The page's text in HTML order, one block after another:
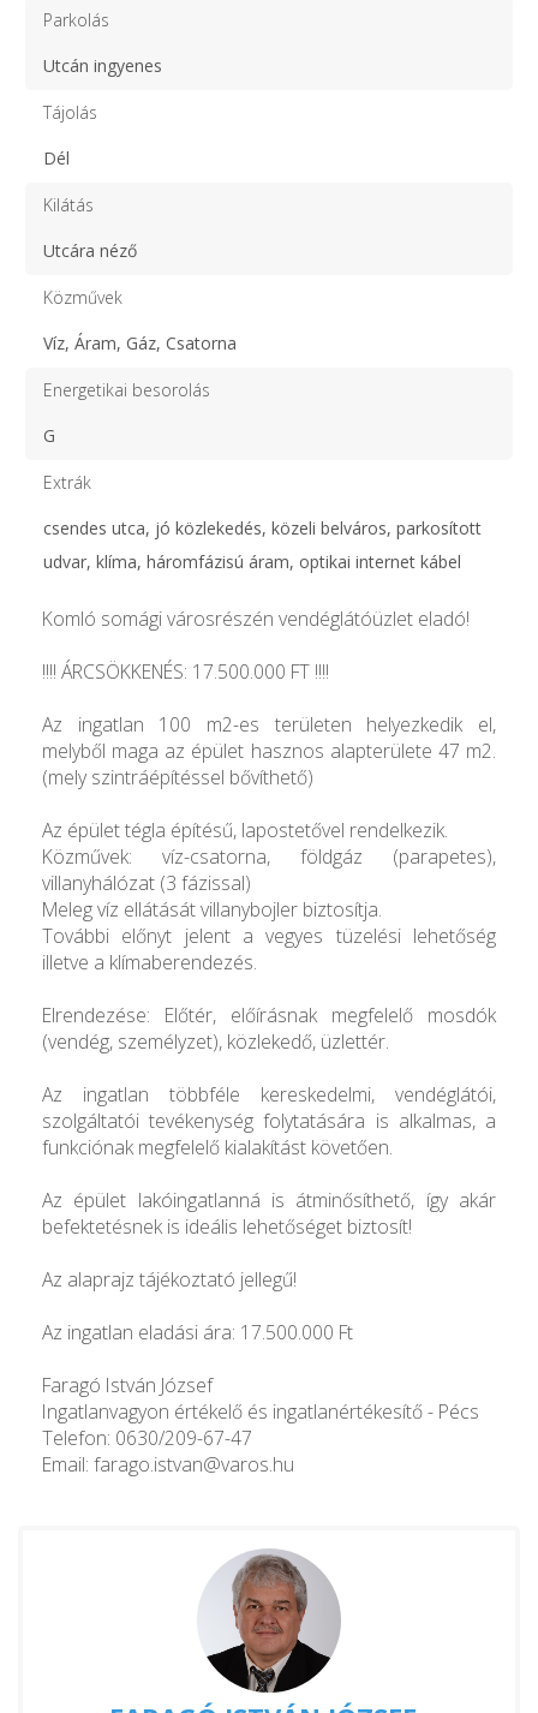
Parkolás
Utcán ingyenes
Tájolás
Dél
Kilátás
Utcára néző
Közművek
Víz, Áram, Gáz, Csatorna
Energetikai besorolás
G
Extrák
csendes utca, jó közlekedés, közeli belváros, parkosított
udvar, klíma, háromfázisú áram, optikai internet kábel
Komló somági városrészén vendéglátóüzlet eladó!
!!!! ÁRCSÖKKENÉS: 17.500.000 FT !!!!
Az ingatlan 100 m2-es területen helyezkedik el,
melyből maga az épület hasznos alapterülete 47 m2.
(mely szintráépítéssel bővíthető)
Az épület tégla építésű, lapostetővel rendelkezik.
Közművek: víz-csatorna, földgáz (parapetes),
villanyhálózat (3 fázissal)
Meleg víz ellátását villanybojler biztosítja.
További előnyt jelent a vegyes tüzelési lehetőség
illetve a klímaberendezés.
Elrendezése: Előtér, előírásnak megfelelő mosdók
(vendég, személyzet), közlekedő, üzlettér.
Az ingatlan többféle kereskedelmi, vendéglátói,
szolgáltatói tevékenység folytatására is alkalmas, a
funkciónak megfelelő kialakítást követően.
Az épület lakóingatlanná is átminősíthető, így akár
befektetésnek is ideális lehetőséget biztosít!
Az alaprajz tájékoztató jellegű!
Az ingatlan eladási ára: 17.500.000 Ft
Faragó István József
Ingatlanvagyon értékelő és ingatlanértékesítő - Pécs
Telefon: 0630/209-67-47
Email: farago.istvan@varos.hu